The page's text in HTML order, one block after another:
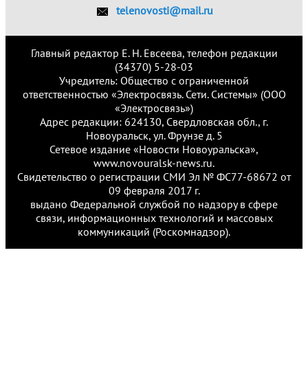
telenovosti@mail.ru
Главный редактор Е. Н. Евсеева, телефон редакции
(34370) 5-28-03
Учредитель: Общество с ограниченной
ответственностью «Электросвязь. Сети. Системы» (ООО
«Электросвязь»)
Адрес редакции: 624130, Свердловская обл., г.
Новоуральск, ул. Фрунзе д. 5
Сетевое издание «Новости Новоуральска»,
www.novouralsk-news.ru.
Свидетельство о регистрации СМИ Эл № ФС77-68672 от
09 февраля 2017 г.
выдано Федеральной службой по надзору в сфере
связи, информационных технологий и массовых
коммуникаций (Роскомнадзор).